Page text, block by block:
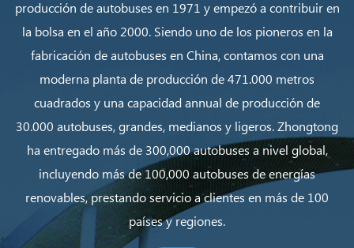
producción de autobuses en 1971 y empezó a contribuir en
la bolsa en el año 2000. Siendo uno de los pioneros en la
fabricación de autobuses en China, contamos con una
moderna planta de producción de 471.000 metros
cuadrados y una capacidad annual de producción de
30.000 autobuses, grandes, medianos y ligeros. Zhongtong
ha entregado más de 300,000 autobuses a nivel global,
incluyendo más de 100,000 autobuses de energías
renovables, prestando servicio a clientes en más de 100
países y regiones.